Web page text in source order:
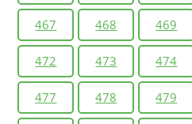
467 468 469
472 473 474
477 478 479